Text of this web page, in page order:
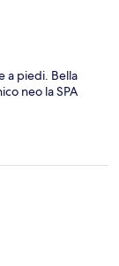
a piedi. Bella
neo la SPA